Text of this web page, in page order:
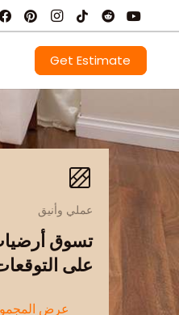
Get Estimate
عملي وأنيق
تسوق
على
عرض